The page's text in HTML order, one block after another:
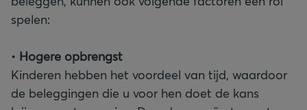
spelen:
• Hogere opbrengst
Kinderen hebben het voordeel van tijd, waardoor
de beleggingen die u voor hen doet de kans